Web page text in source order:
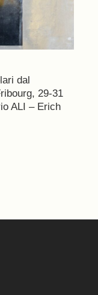
dal
29-31
ALI – Erich